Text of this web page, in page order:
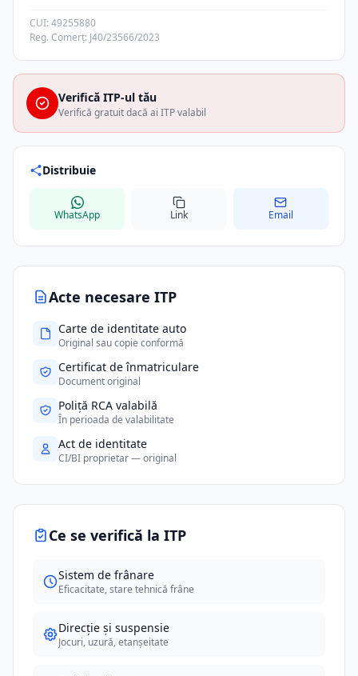
Acte necesare ITP
Carte de identitate auto
Original sau copie conformă
Certificat de înmatriculare
Document original
Poliță RCA valabilă
În perioada de valabilitate
Act de identitate
CI/BI proprietar — original
Ce se verifică la ITP
Sistem de frânare
Eficacitate, stare tehnică frâne
Direcție și suspensie
Jocuri, uzură, etanșeitate
CUI: 49255880
Reg. Comerț: J40/23566/2023
Verifică ITP-ul tău
Verifică gratuit dacă ai ITP valabil
Distribuie
WhatsApp Link Email